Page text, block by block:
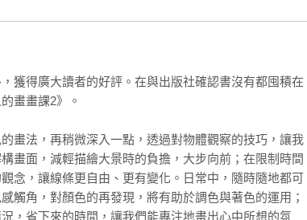
獲得廣大讀者的好評。在與出版社確認書沒有都囤積在
畫畫課2》。
畫法，再稍微深入一點，透過對物體觀察的技巧，讓我
畫面，減輕描繪大景時的負擔，大步向前；在限制時間
念，讓線條更自由、更有變化。日常中，隨時隨地都可
觸角，對顏色的再發現，將有助於調色與著色的運用；
，省下來的時間，讓我們能專注地畫出心中所想的氛